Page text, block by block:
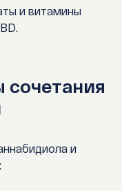
и витамины
и